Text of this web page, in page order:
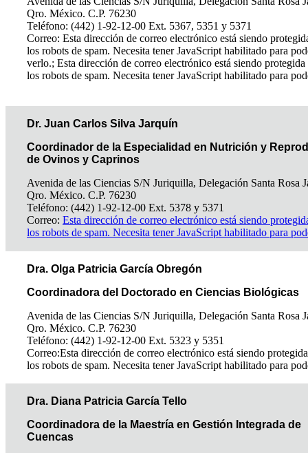
Qro. México. C.P. 76230
Teléfono: (442) 1-92-12-00 Ext. 5367, 5351 y 5371
Correo: Esta dirección de correo electrónico está siendo
los robots de spam. Necesita tener JavaScript habilitado para
verlo.; Esta dirección de correo electrónico está siendo protegida
los robots de spam. Necesita tener JavaScript habilitado para
Dr. Juan Carlos Silva Jarquín
Coordinador de la Especialidad en Nutrición y
de Ovinos y Caprinos
Avenida de las Ciencias S/N Juriquilla, Delegación Santa Rosa
Qro. México. C.P. 76230
Teléfono: (442) 1-92-12-00 Ext. 5378 y 5371
Correo: Esta dirección de correo electrónico está siendo
los robots de spam. Necesita tener JavaScript habilitado para
Dra. Olga Patricia García Obregón
Coordinadora del Doctorado en Ciencias Biológicas
Avenida de las Ciencias S/N Juriquilla, Delegación Santa Rosa
Qro. México. C.P. 76230
Teléfono: (442) 1-92-12-00 Ext. 5323 y 5351
Correo:Esta dirección de correo electrónico está siendo
los robots de spam. Necesita tener JavaScript habilitado para
Dra. Diana Patricia García Tello
Coordinadora de la Maestría en Gestión Integrada de
Cuencas